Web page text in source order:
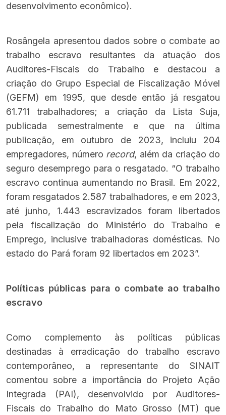
desenvolvimento econômico).
Rosângela apresentou dados sobre o combate ao
trabalho escravo resultantes da atuação dos
Auditores-Fiscais do Trabalho e destacou a
criação do Grupo Especial de Fiscalização Móvel
(GEFM) em 1995, que desde então já resgatou
61.711 trabalhadores; a criação da Lista Suja,
publicada semestralmente e que na última
publicação, em outubro de 2023, incluiu 204
empregadores, número record, além da criação do
seguro desemprego para o resgatado. “O trabalho
escravo continua aumentando no Brasil. Em 2022,
foram resgatados 2.587 trabalhadores, e em 2023,
até junho, 1.443 escravizados foram libertados
pela fiscalização do Ministério do Trabalho e
Emprego, inclusive trabalhadoras domésticas. No
estado do Pará foram 92 libertados em 2023”.
Políticas públicas para o combate ao trabalho
escravo
Como complemento às políticas públicas
destinadas à erradicação do trabalho escravo
contemporâneo, a representante do SINAIT
comentou sobre a importância do Projeto Ação
Integrada (PAI), desenvolvido por Auditores-
Fiscais do Trabalho do Mato Grosso (MT) que